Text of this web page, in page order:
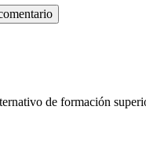
de formación